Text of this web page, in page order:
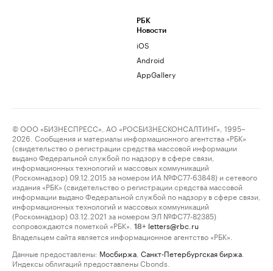
РБК
Новости
iOS
Android
AppGallery
© ООО «БИЗНЕСПРЕСС», АО «РОСБИЗНЕСКОНСАЛТИНГ», 1995–
2026. Сообщения и материалы информационного агентства «РБК»
(свидетельство о регистрации средства массовой информации
выдано Федеральной службой по надзору в сфере связи,
информационных технологий и массовых коммуникаций
(Роскомнадзор) 09.12.2015 за номером ИА №ФС77-63848) и сетевого
издания «РБК» (свидетельство о регистрации средства массовой
информации выдано Федеральной службой по надзору в сфере связи,
информационных технологий и массовых коммуникаций
(Роскомнадзор) 03.12.2021 за номером ЭЛ №ФС77-82385)
сопровождаются пометкой «РБК».
18+ letters@rbc.ru
Владельцем сайта является информационное агентство «РБК».
Данные предоставлены: Мосбиржа Санкт-Петербургская биржа
Индексы облигаций предоставлены Cbonds.